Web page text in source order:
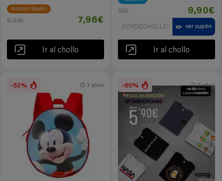
Amazon España
8,84€ 7,96€
Ir al chollo
35€ 9,90€
SOYDECHOLLOS ver cupón
Ir al chollo
-52% 3 años -60% 3 años